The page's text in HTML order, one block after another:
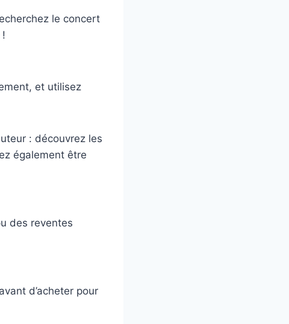
le concert
et utilisez
: découvrez les
également être
des reventes
d’acheter pour